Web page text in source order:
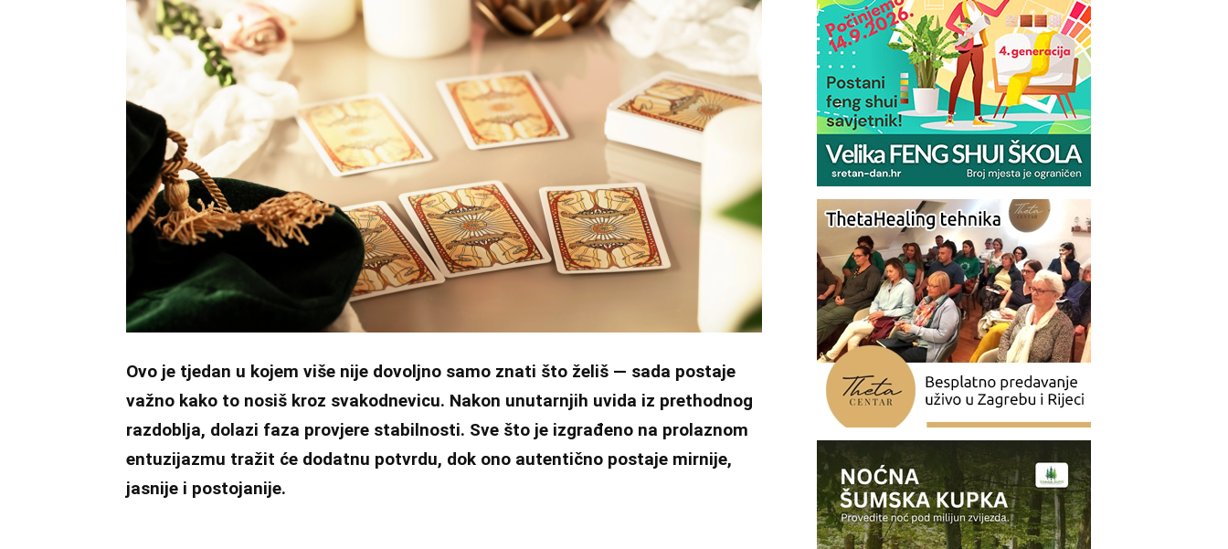
Ovo je tjedan u kojem više nije dovoljno samo znati što želiš — sada postaje
važno kako to nosiš kroz svakodnevicu. Nakon unutarnjih uvida iz prethodnog
razdoblja, dolazi faza provjere stabilnosti. Sve što je izgrađeno na prolaznom
entuzijazmu tražit će dodatnu potvrdu, dok ono autentično postaje mirnije,
jasnije i postojanije.